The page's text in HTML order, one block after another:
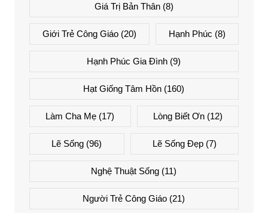
Giá Trị Bản Thân(8)
Giới Trẻ Công Giáo(20) Hạnh Phúc (8)
Hạnh Phúc Gia Đình (9)
Hạt Giống Tâm Hồn (160)
Làm Cha Mẹ (17) Lòng Biết Ơn(12)
Lẽ Sống (96) Lẽ Sống Đẹp(7)
Nghệ Thuật Sống (11)
Người Trẻ Công Giáo (21)